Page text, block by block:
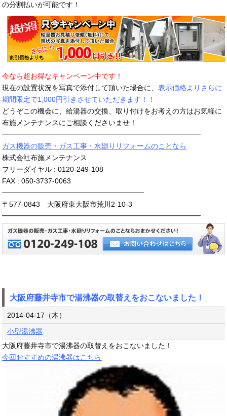
の分割払いが可能です！
今なら超お得なキャンペーン中です！
現在の設置状況を写真で添付して頂いた場合に、表示価格よりさらに
期間限定で1,000円引きさせていただきます！！
どうぞこの機会に、給湯器の交換、取り付けをお考えの方はお気軽に
布施メンテナンスにご相談くださいませ！
━━━━━━━━━━━━━━━━━━━━━━━━━━━━
ガス機器の販売・ガス工事・水廻りリフォームのことなら
株式会社布施メンテナンス
フリーダイヤル : 0120-249-108
FAX : 050-3737-0063
────────────────────────────
〒577-0843 大阪府東大阪市荒川2-10-3
━━━━━━━━━━━━━━━━━━━━━━━━━━━━
大阪府藤井寺市で湯沸器の取替えをおこないました！
2014-04-17（木）
小型湯沸器
大阪府藤井寺市で湯沸器の取替えをおこないました！
今回おすすめの湯沸器はこちら